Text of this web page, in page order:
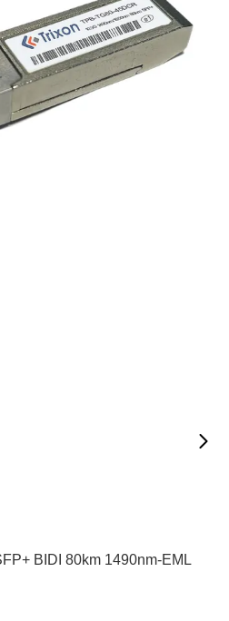
BIDI 80km 1490nm-EML